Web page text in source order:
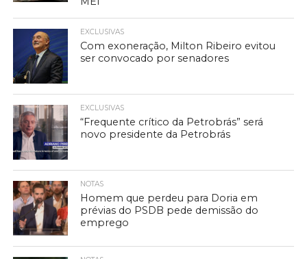
EXCLUSIVAS
Com exoneração, Milton Ribeiro evitou
ser convocado por senadores
EXCLUSIVAS
“Frequente crítico da Petrobrás” será
novo presidente da Petrobrás
NOTAS
Homem que perdeu para Doria em
prévias do PSDB pede demissão do
emprego